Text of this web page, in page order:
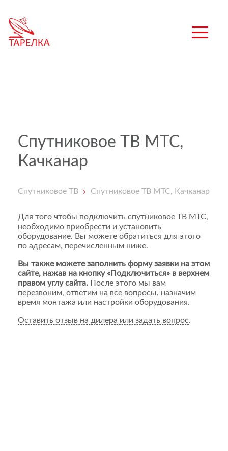
Спутниковое ТВ МТС,
Качканар
Спутниковое ТВ Спутниковое ТВ МТС, Качканар
Для того чтобы подключить спутниковое ТВ МТС,
необходимо приобрести и установить
оборудование. Вы можете обратиться для этого
по адресам, перечисленным ниже.
Вы также можете заполнить форму заявки на этом
сайте, нажав на кнопку «Подключиться» в верхнем
правом углу сайта. После этого мы вам
перезвоним, ответим на все вопросы, назначим
время монтажа или настройки оборудования.
Оставить отзыв на дилера или задать вопрос.